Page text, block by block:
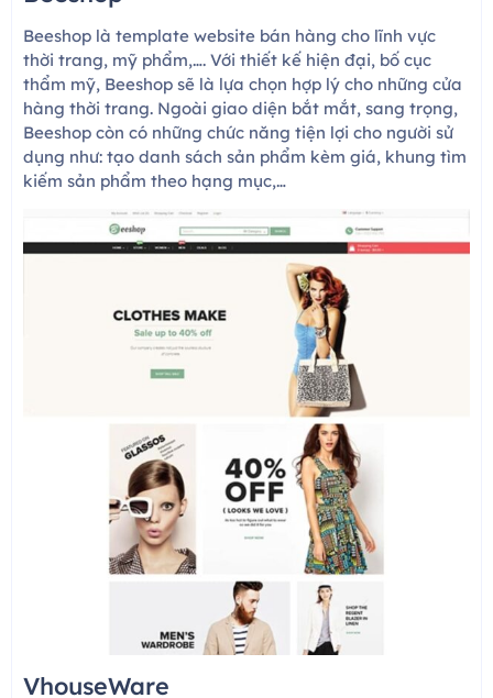
Beeshop là template website bán hàng cho lĩnh vực
thời trang, mỹ phẩm,…. Với thiết kế hiện đại, bố cục
thẩm mỹ, Beeshop sẽ là lựa chọn hợp lý cho những cửa
hàng thời trang. Ngoài giao diện bắt mắt, sang trọng,
Beeshop còn có những chức năng tiện lợi cho người sử
dụng như: tạo danh sách sản phẩm kèm giá, khung tìm
kiếm sản phẩm theo hạng mục,…
VhouseWare